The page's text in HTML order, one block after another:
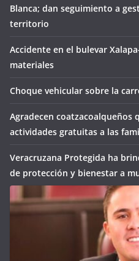
Blanca; dan seguimiento a
territorio
Accidente en el bulevar
materiales
Choque vehicular sobre la
Agradecen coatzacoalqueños
actividades gratuitas a las
Veracruzana Protegida ha
de protección y bienestar a